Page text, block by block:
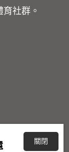
關閉
社群。